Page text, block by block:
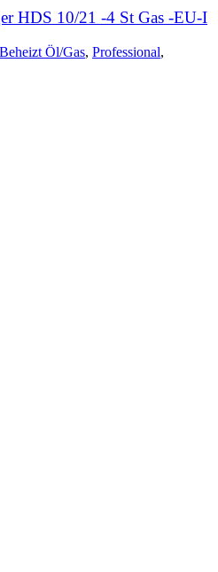
HDS 10/21 -4 St Gas -EU-I
Beheizt Öl/Gas, Professional,